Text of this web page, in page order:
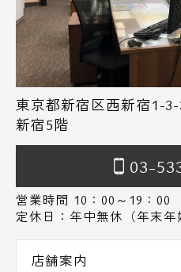
東京都新宿区西新宿1-
新宿5階
03-
営業時間 10：00～19：00
定休日：年中無休（年末年
店舗案内